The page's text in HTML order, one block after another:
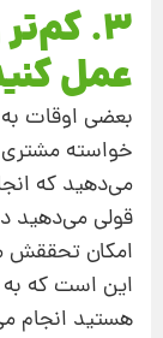
3.
عمل
بعضی‌ اوقات
خواسته مشتری
می‌دهید که
قولی می‌دهید
امکان تحققش
این است که
هستید انجام